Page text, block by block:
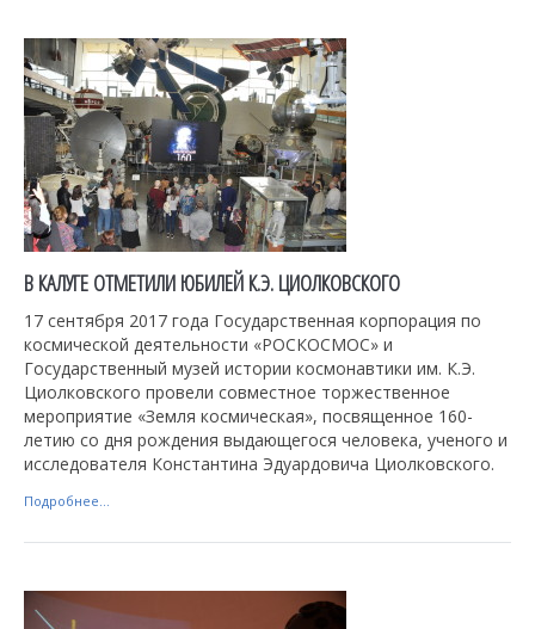
В КАЛУГЕ ОТМЕТИЛИ ЮБИЛЕЙ К.Э. ЦИОЛКОВСКОГО
17 сентября 2017 года Государственная корпорация по
космической деятельности «РОСКОСМОС» и
Государственный музей истории космонавтики им. К.Э.
Циолковского провели совместное торжественное
мероприятие «Земля космическая», посвященное 160-
летию со дня рождения выдающегося человека, ученого и
исследователя Константина Эдуардовича Циолковского.
Подробнее...